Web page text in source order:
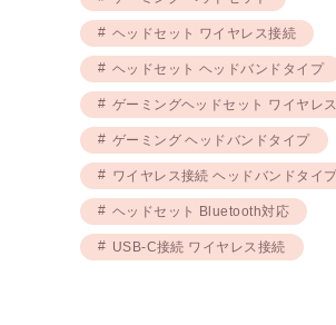
ヘッドセット ワイヤレス接続
ヘッドセット ヘッドバンドタイプ
ゲーミングヘッドセット ワイヤレ
ゲーミング ヘッドバンドタイプ
ワイヤレス接続 ヘッドバンドタイ
ヘッドセット Bluetooth対応
USB-C接続 ワイヤレス接続